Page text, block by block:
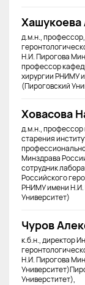
Хашукоева
д.м.н.,
Н.И. Пирогова
профессор
хирургии РНИМУ
(Пироговский
Ховасова
д.м.н.,
старения
Минздрава
сотрудник
Российского
РНИМУ имени Н.И.
Университет)
Чуров
к.б.н., директор
Н.И. Пирогова
Универститет),